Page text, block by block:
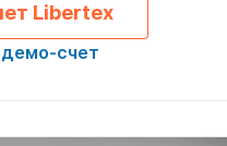
Libertex
счет